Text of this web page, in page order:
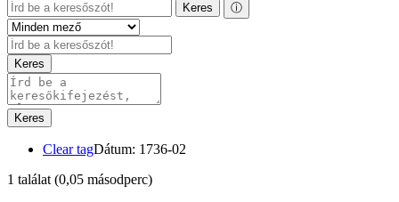
Keres ⓘ
Keres
Keres
Clear tagDátum: 1736-02
1 találat (0,05 másodperc)